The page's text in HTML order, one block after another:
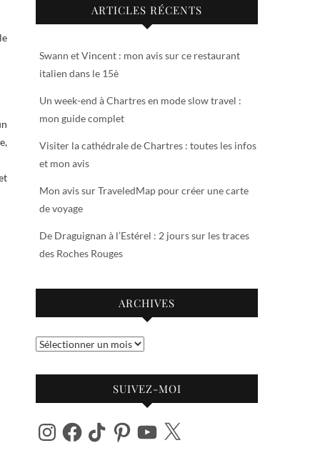
ARTICLES RÉCENTS
Swann et Vincent : mon avis sur ce restaurant
italien dans le 15è
Un week-end à Chartres en mode slow travel :
mon guide complet
Visiter la cathédrale de Chartres : toutes les infos
et mon avis
Mon avis sur TraveledMap pour créer une carte
de voyage
De Draguignan à l’Estérel : 2 jours sur les traces
des Roches Rouges
ARCHIVES
Archives
SUIVEZ-MOI
InstagramFacebook
TikTok PinterestYouTube
X